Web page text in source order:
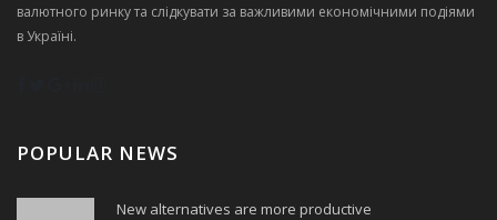
валютного ринку та слідкувати за важливими економічними подіями
в Україні.
POPULAR NEWS
New alternatives are more productive